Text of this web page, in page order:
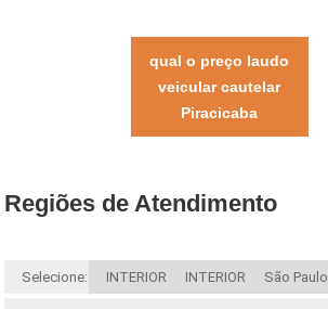
qual o preço laudo
veicular cautelar
Piracicaba
Regiões de Atendimento
Selecione: INTERIOR INTERIOR São Paulo